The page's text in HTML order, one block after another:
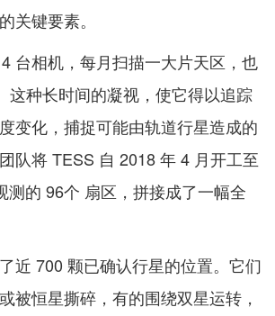
关键要素。
台相机，每月扫描一大片天区，也
这种长时间的凝视，使它得以追踪
变化，捕捉可能由轨道行星造成的
队将 TESS 自 2018 年 4 月开工至
测的 96个 扇区，拼接成了一幅全
近 700 颗已确认行星的位置。它们
被恒星撕碎，有的围绕双星运转，